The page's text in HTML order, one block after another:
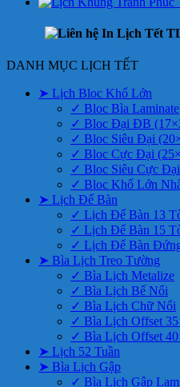
DANH MỤC LỊCH TẾT
➤ Lịch Bloc Khổ Lớn
✓ Bloc Bìa Laminate
✓ Bloc Đại ĐB
✓ Bloc Siêu Đại
✓ Bloc Cực Đại
✓ Bloc Siêu Cực
✓ Bloc Khổ Lớn
➤ Lịch Để Bàn
✓ Lịch Để Bàn 13
✓ Lịch Để Bàn 15
✓ Lịch Để Bàn
➤ Bìa Lịch Treo Tường
✓ Bìa Lịch Metalize
✓ Bìa Lịch Bế Nổi
✓ Bìa Lịch Chữ Nổi
✓ Bìa Lịch Offset
✓ Bìa Lịch Offset
➤ Lịch 52 Tuần
➤ Bìa Lịch Gập
✓ Bìa Lịch Gập